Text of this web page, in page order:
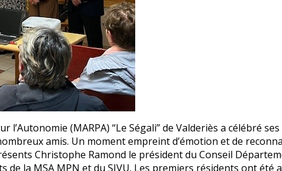
l’Autonomie (MARPA) “Le Ségali” de Valderiès a célébré
amis. Un moment empreint d’émotion et de
Christophe Ramond le président du Conseil
la MSA MPN et du SIVU. Les premiers résidents ont été